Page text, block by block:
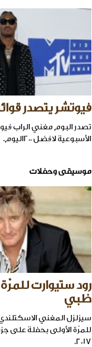
فيوتشر يتصدر
تصدر البوم مغني الراب
الأسبوعية لافضل ٢٠٠اليوم.
موسيقى وحفلات
رود ستيوارت
ظبي
سيزلزل المغني
2017.